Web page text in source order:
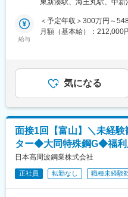
電気代込みで月4,000円か
◎既婚者には借上社宅制度
当社は高級特殊鋼の製造
鋼グループの一員として
富山製造所では、鉄を溶
一貫して行っており、自
を支える製品を製造してい
大手グループの安定した
を身につけられることが当
度も充実しており、長期
自然豊かな富山で腰を据え
つけてみませんか。
ます。
※現場の移動で社用車使用
富山製造所では、製鋼か
して行う生産体制を有し
製品を製造。高度な生産
高度な高周波技術を活か
経験からでも専門スキルを
自然豊かな富山の地で、安
形成が可能です。
変更の範囲：会社の指示す
東新湊駅、海王丸駅、中新
給与
＜予定年収＞300万円～
月額（基本給）：212,000
1,000円賃金はあくまでも
る可能性があります。月
気になる
面接1回【富山】＼未経
ター◆大同特殊鋼G◆福
日本高周波鋼業株式会社
正社員 転勤なし 職種未経験